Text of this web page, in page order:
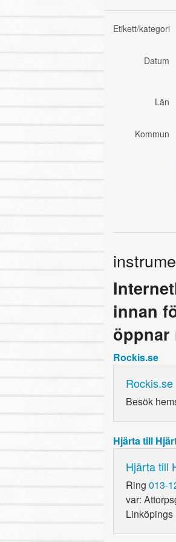
Etikett/kategori
Datum
Län
Kommun
innan
öppnar
Rockis.se
Rockis.se
Besök
Hjärta till
Hjärta till
Ring 013-
var:
Linköpings